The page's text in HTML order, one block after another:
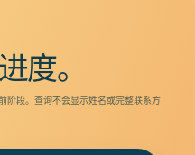
度。
阶段。查询不会显示姓名或完整联系方